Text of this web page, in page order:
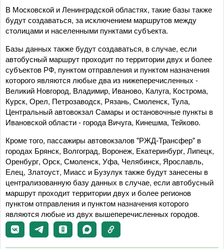
В Московской и Ленинградской областях, такие базы также
будут создаваться, за исключением маршрутов между
столицами и населенными пунктами субъекта.
Базы данных также будут создаваться, в случае, если
автобусный маршрут проходит по территории двух и более
субъектов РФ, пунктом отправления и пунктом назначения
которого являются любые два из нижеперечисленных -
Великий Новгород, Владимир, Иваново, Калуга, Кострома,
Курск, Орел, Петрозаводск, Рязань, Смоленск, Тула,
Центральный автовокзал Самары и остановочные пункты в
Ивановской области - города Вичуга, Кинешма, Тейково.
Кроме того, пассажиры автовокзалов "РЖД-Трансфер" в
городах Брянск, Волгоград, Воронеж, Екатеринбург, Липецк,
Оренбург, Орск, Смоленск, Уфа, Челябинск, Ярославль,
Елец, Златоуст, Миасс и Бузулук также будут занесены в
централизованную базу данных в случае, если автобусный
маршрут проходит территории двух и более регионов
пунктом отправления и пунктом назначения которого
являются любые из двух вышеперечисленных городов.